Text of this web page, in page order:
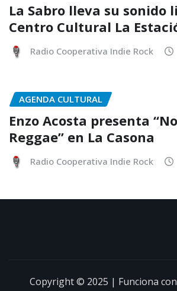
La Sabro lleva su sonido
Centro Cultural La
Radio Cooperativa Indie Rock
AGENDA CULTURAL
Enzo Acosta presenta
Reggae” en La Casona
Radio Cooperativa Indie Rock
Copyright © 2025 | Funciona con